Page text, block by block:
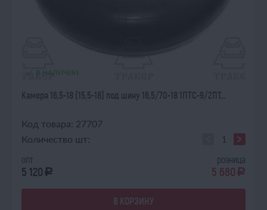
В НАЛИЧИИ
Камера 16,5-18 (15,5-18) под шину 16,5/70-18 1ПТС-9/2ПТ...
Код товара: 27707
Количество шт:
опт
5 120 a
розница
5 680 a
В КОРЗИНУ